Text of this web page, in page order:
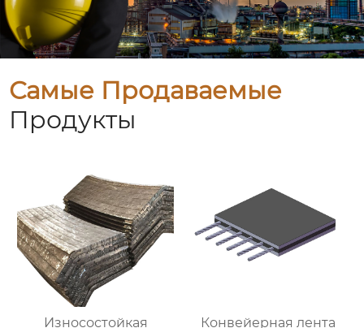
Самые Продаваемые
Продукты
Износостойкая Конвейерная лента